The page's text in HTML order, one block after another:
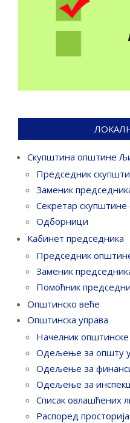
Скупштина општине
Председник
Заменик
Секретар
Одборници
Кабинет председника
Председник
Заменик
Помоћник
Општинско веће
Општинска управа
Начелник општинске
Одељење за општу
Одељење за
Одељење за
Списак овлашћених
Распоред просторија